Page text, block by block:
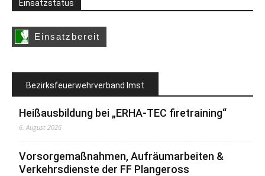
Einsatzstatus
Bezirksfeuerwehrverband Imst
Heißausbildung bei „ERHA-TEC firetraining“
6. August 2026
Vorsorgemaßnahmen, Aufräumarbeiten &
Verkehrsdienste der FF Plangeross